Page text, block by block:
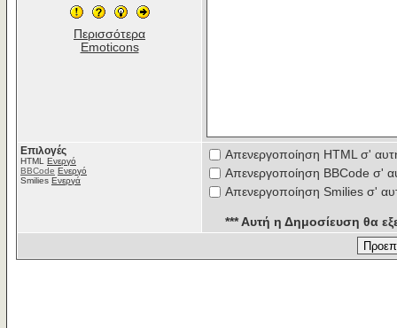
Περισσότερα
Emoticons
Επιλογές
HTML Ενεργό
BBCode Ενεργό
Smilies Ενεργά
Απενεργοποίηση HTML σ'
Απενεργοποίηση BBCode σ'
Απενεργοποίηση Smilies σ'
*** Αυτή η Δημοσίευση θα